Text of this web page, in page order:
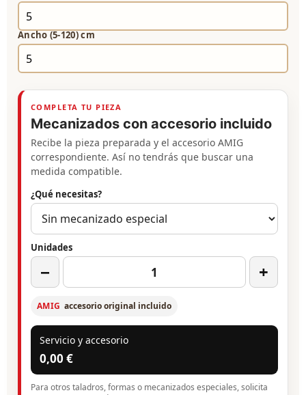
Ancho (5-120) cm
COMPLETA TU PIEZA
Mecanizados con accesorio incluido
Recibe la pieza preparada y el accesorio AMIG
correspondiente. Así no tendrás que buscar una
medida compatible.
¿Qué necesitas?
Unidades
− +
AMIG accesorio original incluido
Servicio y accesorio
0,00 €
Para otros taladros, formas o mecanizados especiales, solicita